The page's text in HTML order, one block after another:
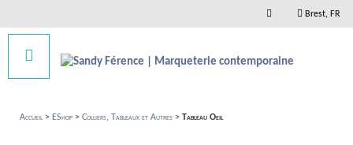
Brest, FR
Accueil > EShop > Colliers, Tableaux et Autres > Tableau Oeil